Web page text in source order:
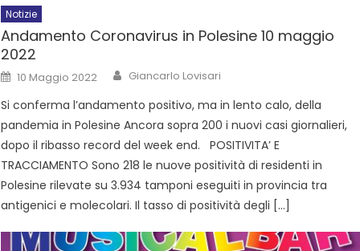
Notizie
Andamento Coronavirus in Polesine 10 maggio
2022
10 Maggio 2022 Giancarlo Lovisari
Si conferma l’andamento positivo, ma in lento calo, della
pandemia in Polesine Ancora sopra 200 i nuovi casi giornalieri,
dopo il ribasso record del week end. POSITIVITA’ E
TRACCIAMENTO Sono 218 le nuove positività di residenti in
Polesine rilevate su 3.934 tamponi eseguiti in provincia tra
antigenici e molecolari. Il tasso di positività degli […]